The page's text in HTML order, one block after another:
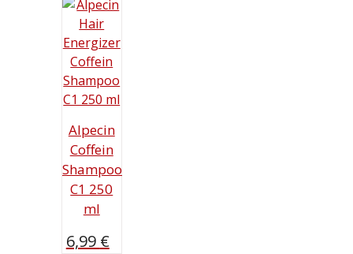
Alpecin
Coffein
Shampoo
C1 250
ml
6,99 €